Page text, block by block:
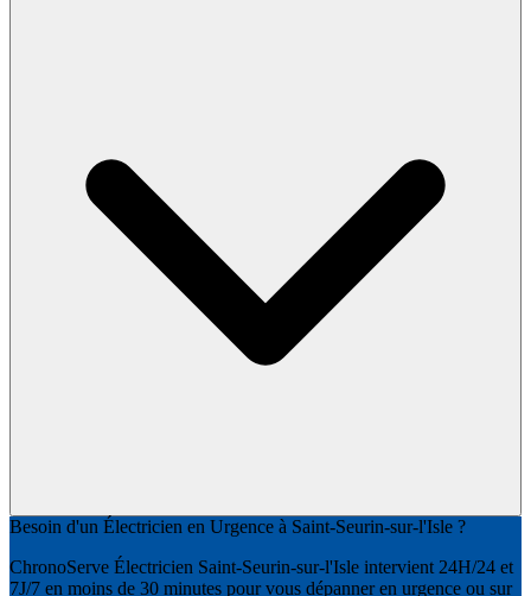
Besoin d'un Électricien en Urgence à Saint-Seurin-sur-l'Isle ?
ChronoServe Électricien Saint-Seurin-sur-l'Isle intervient 24H/24 et
7J/7 en moins de 30 minutes pour vous dépanner en urgence ou sur